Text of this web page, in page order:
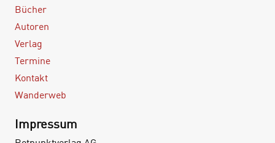
Bücher
Autoren
Verlag
Termine
Kontakt
Wanderweb
Impressum